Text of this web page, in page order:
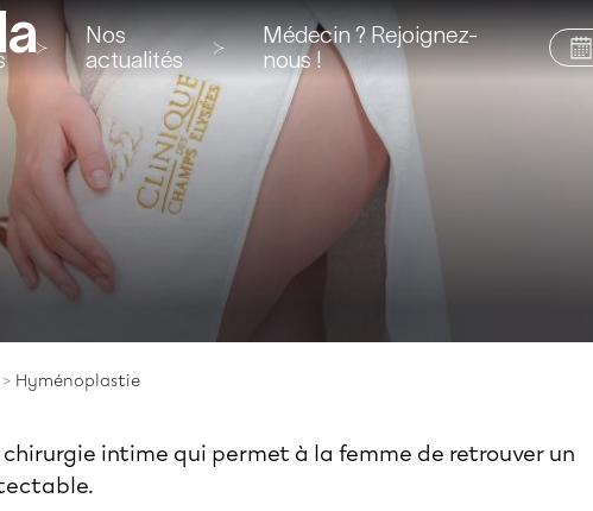
Nos
actualités
Médecin ? Rejoignez-
nous !
Hyménoplastie
intime qui permet à la femme de retrouver un